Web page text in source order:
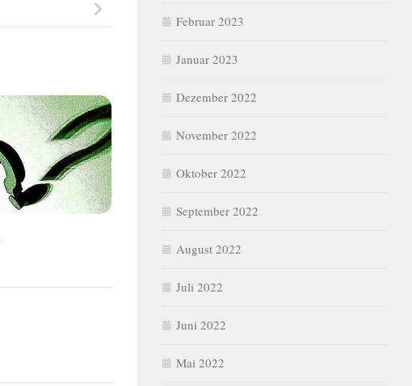
Februar 2023
Januar 2023
Dezember 2022
November 2022
Oktober 2022
September 2022
August 2022
Juli 2022
Juni 2022
Mai 2022